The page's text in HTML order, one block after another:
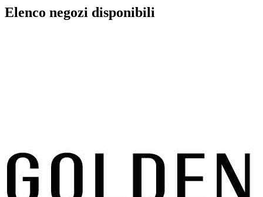
Elenco negozi disponibili